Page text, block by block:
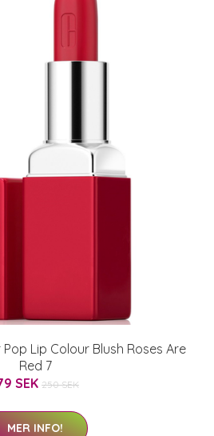
Lip Colour Blush Roses Are
Red 7
SEK 250 SEK
MER INFO!